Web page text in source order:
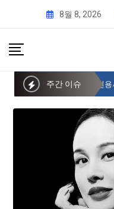
8월 8, 2026
주간 이슈